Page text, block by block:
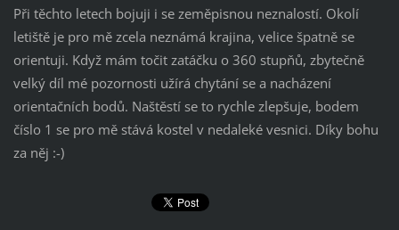
Při těchto letech bojuji i se zeměpisnou neznalostí. Okolí
letiště je pro mě zcela neznámá krajina, velice špatně se
orientuji. Když mám točit zatáčku o 360 stupňů, zbytečně
velký díl mé pozornosti užírá chytání se a nacházení
orientačních bodů. Naštěstí se to rychle zlepšuje, bodem
číslo 1 se pro mě stává kostel v nedaleké vesnici. Díky bohu
za něj :-)